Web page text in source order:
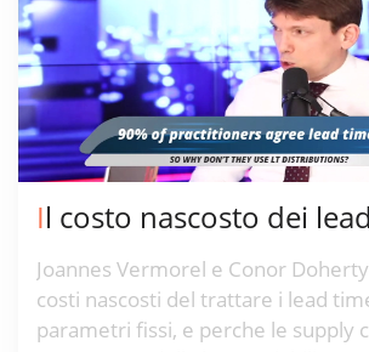
Il costo nascosto dei
Joannes Vermorel e Conor
costi nascosti del trattare i lead
parametri fissi, e perche le supply